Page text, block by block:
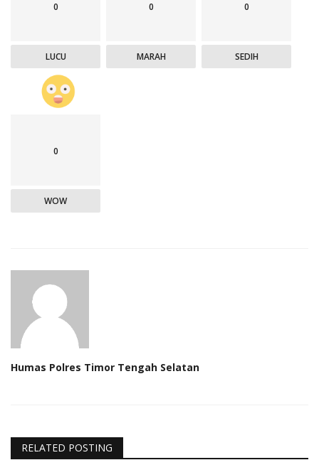
0
LUCU
0
MARAH
0
SEDIH
0
WOW
Humas Polres Timor Tengah Selatan
RELATED POSTING